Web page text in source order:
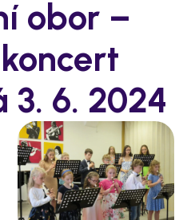
obor –
6. 2024